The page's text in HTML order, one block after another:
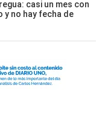
casi un mes con
y no hay fecha de